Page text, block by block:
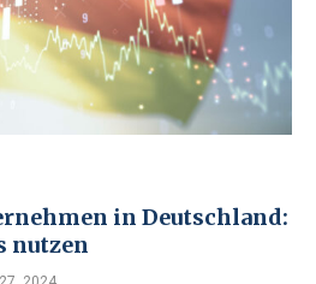
in Deutschland:
nutzen